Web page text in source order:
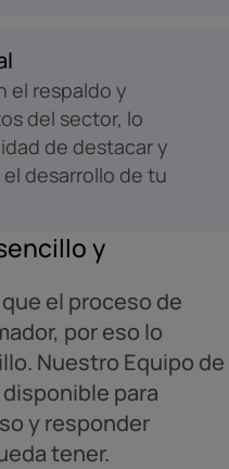
el respaldo y
del sector, lo
de destacar y
desarrollo de tu
y
el proceso de
por eso lo
Nuestro Equipo de
para
y responder
tener.